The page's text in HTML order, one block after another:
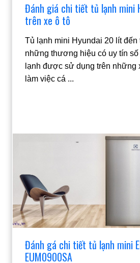
Đánh giá chi tiết tủ lạnh mini
trên xe ô tô
Tủ lạnh mini Hyundai 20 lít đến
những thương hiệu có uy tín
lạnh được sử dụng trên những
làm việc cá ...
Đánh gá chi tiết tủ lạnh mini
EUM0900SA